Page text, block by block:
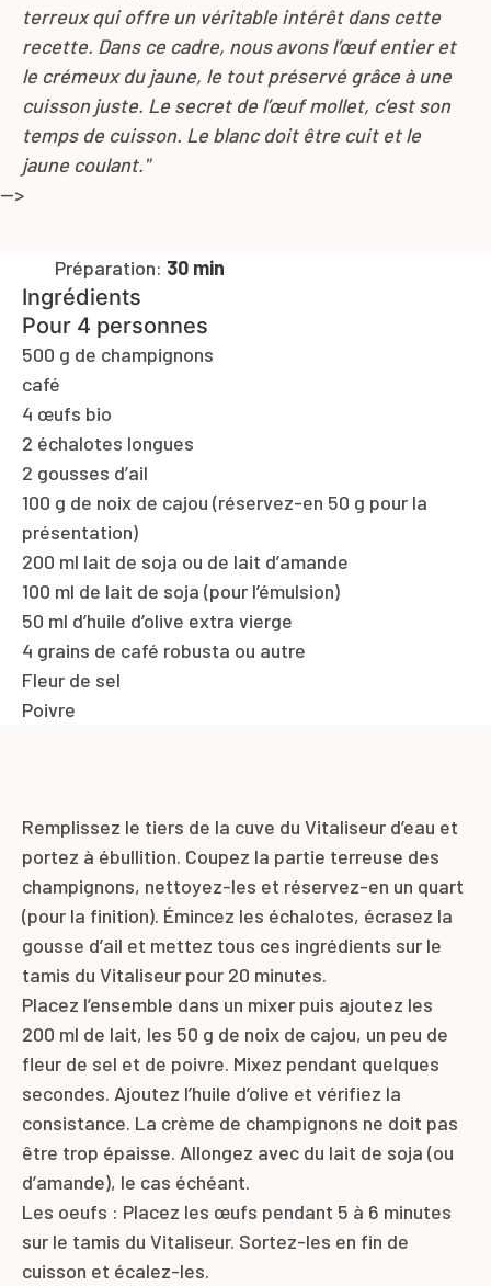
terreux qui offre un véritable intérêt dans cette
recette. Dans ce cadre, nous avons l’œuf entier et
le crémeux du jaune, le tout préservé grâce à une
cuisson juste. Le secret de l’œuf mollet, c’est son
temps de cuisson. Le blanc doit être cuit et le
jaune coulant."
-->
Préparation: 30 min
Ingrédients
Pour 4 personnes
500 g de champignons
café
4 œufs bio
2 échalotes longues
2 gousses d’ail
100 g de noix de cajou (réservez-en 50 g pour la
présentation)
200 ml lait de soja ou de lait d’amande
100 ml de lait de soja (pour l’émulsion)
50 ml d’huile d’olive extra vierge
4 grains de café robusta ou autre
Fleur de sel
Poivre
Remplissez le tiers de la cuve du Vitaliseur d’eau et
portez à ébullition. Coupez la partie terreuse des
champignons, nettoyez-les et réservez-en un quart
(pour la finition). Émincez les échalotes, écrasez la
gousse d’ail et mettez tous ces ingrédients sur le
tamis du Vitaliseur pour 20 minutes.
Placez l’ensemble dans un mixer puis ajoutez les
200 ml de lait, les 50 g de noix de cajou, un peu de
fleur de sel et de poivre. Mixez pendant quelques
secondes. Ajoutez l’huile d’olive et vérifiez la
consistance. La crème de champignons ne doit pas
être trop épaisse. Allongez avec du lait de soja (ou
d’amande), le cas échéant.
Les oeufs : Placez les œufs pendant 5 à 6 minutes
sur le tamis du Vitaliseur. Sortez-les en fin de
cuisson et écalez-les.